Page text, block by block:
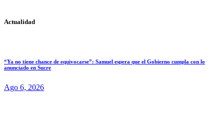
Actualidad
“Ya no tiene chance de equivocarse”: Samuel espera que el Gobierno cumpla con lo
anunciado en Sucre
Ago 6, 2026